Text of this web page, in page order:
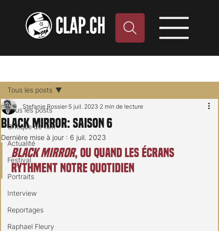
Tous les posts
Critique de film
Actualité
Festival
Portraits
Interview
Reportages
Raphael Fleury
Tous les posts
Black Mirror: saison 6
Stefanie Rossier 5 juil. 2023 2 min de lecture
Dernière mise à jour : 6 juil. 2023
Black Mirror, ou quand les écrans
rythment notre quotidien